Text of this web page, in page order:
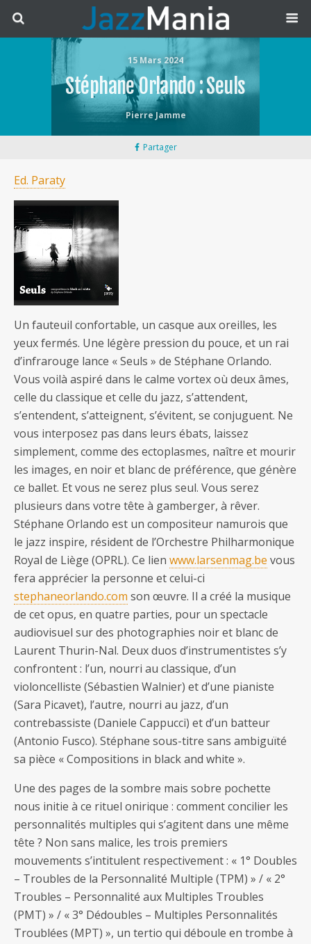
15 Mars 2024
Stéphane Orlando : Seuls
Pierre Jamme
Partager
Ed. Paraty
Un fauteuil confortable, un casque aux oreilles, les
yeux fermés. Une légère pression du pouce, et un rai
d’infrarouge lance « Seuls » de Stéphane Orlando.
Vous voilà aspiré dans le calme vortex où deux âmes,
celle du classique et celle du jazz, s’attendent,
s’entendent, s’atteignent, s’évitent, se conjuguent. Ne
vous interposez pas dans leurs ébats, laissez
simplement, comme des ectoplasmes, naître et mourir
les images, en noir et blanc de préférence, que génère
ce ballet. Et vous ne serez plus seul. Vous serez
plusieurs dans votre tête à gamberger, à rêver.
Stéphane Orlando est un compositeur namurois que
le jazz inspire, résident de l’Orchestre Philharmonique
Royal de Liège (OPRL). Ce lien www.larsenmag.be vous
fera apprécier la personne et celui-ci
stephaneorlando.com son œuvre. Il a créé la musique
de cet opus, en quatre parties, pour un spectacle
audiovisuel sur des photographies noir et blanc de
Laurent Thurin-Nal. Deux duos d’instrumentistes s’y
confrontent : l’un, nourri au classique, d’un
violoncelliste (Sébastien Walnier) et d’une pianiste
(Sara Picavet), l’autre, nourri au jazz, d’un
contrebassiste (Daniele Cappucci) et d’un batteur
(Antonio Fusco). Stéphane sous-titre sans ambiguïté
sa pièce « Compositions in black and white ».
Une des pages de la sombre mais sobre pochette
nous initie à ce rituel onirique : comment concilier les
personnalités multiples qui s’agitent dans une même
tête ? Non sans malice, les trois premiers
mouvements s’intitulent respectivement : « 1° Doubles
– Troubles de la Personnalité Multiple (TPM) » / « 2°
Troubles – Personnalité aux Multiples Troubles
(PMT) » / « 3° Dédoubles – Multiples Personnalités
Troublées (MPT) », un tertio qui déboule en trombe à